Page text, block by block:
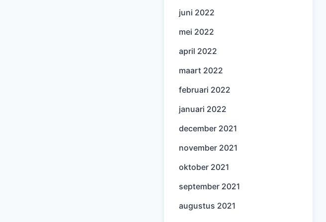
juni 2022
mei 2022
april 2022
maart 2022
februari 2022
januari 2022
december 2021
november 2021
oktober 2021
september 2021
augustus 2021